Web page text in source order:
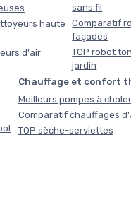
haute
d'air
sans fil
Comparatif
façades
TOP robot
jardin
Chauffage et confort
Meilleurs pompes à
Comparatif chauffages
TOP sèche-serviettes